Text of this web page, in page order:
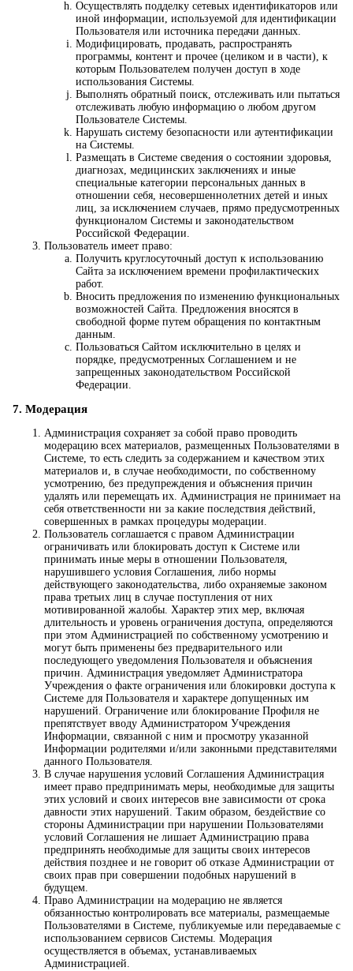
Осуществлять подделку сетевых идентификаторов или
иной информации, используемой для идентификации
Пользователя или источника передачи данных.
Модифицировать, продавать, распространять
программы, контент и прочее (целиком и в части), к
которым Пользователем получен доступ в ходе
использования Системы.
Выполнять обратный поиск, отслеживать или пытаться
отслеживать любую информацию о любом другом
Пользователе Системы.
Нарушать систему безопасности или аутентификации
на Cистемы.
Размещать в Системе сведения о состоянии здоровья,
диагнозах, медицинских заключениях и иные
специальные категории персональных данных в
отношении себя, несовершеннолетних детей и иных
лиц, за исключением случаев, прямо предусмотренных
функционалом Системы и законодательством
Российской Федерации.
Пользователь имеет право:
Получить круглосуточный доступ к использованию
Сайта за исключением времени профилактических
работ.
Вносить предложения по изменению функциональных
возможностей Сайта. Предложения вносятся в
свободной форме путем обращения по контактным
данным.
Пользоваться Сайтом исключительно в целях и
порядке, предусмотренных Соглашением и не
запрещенных законодательством Российской
Федерации.
7. Модерация
Администрация сохраняет за собой право проводить
модерацию всех материалов, размещенных Пользователями в
Системе, то есть следить за содержанием и качеством этих
материалов и, в случае необходимости, по собственному
усмотрению, без предупреждения и объяснения причин
удалять или перемещать их. Администрация не принимает на
себя ответственности ни за какие последствия действий,
совершенных в рамках процедуры модерации.
Пользователь соглашается с правом Администрации
ограничивать или блокировать доступ к Системе или
принимать иные меры в отношении Пользователя,
нарушившего условия Соглашения, либо нормы
действующего законодательства, либо охраняемые законом
права третьих лиц в случае поступления от них
мотивированной жалобы. Характер этих мер, включая
длительность и уровень ограничения доступа, определяются
при этом Администрацией по собственному усмотрению и
могут быть применены без предварительного или
последующего уведомления Пользователя и объяснения
причин. Администрация уведомляет Администратора
Учреждения о факте ограничения или блокировки доступа к
Системе для Пользователя и характере допущенных им
нарушений. Ограничение или блокирование Профиля не
препятствует вводу Администратором Учреждения
Информации, связанной с ним и просмотру указанной
Информации родителями и/или законными представителями
данного Пользователя.
В случае нарушения условий Соглашения Администрация
имеет право предпринимать меры, необходимые для защиты
этих условий и своих интересов вне зависимости от срока
давности этих нарушений. Таким образом, бездействие со
стороны Администрации при нарушении Пользователями
условий Соглашения не лишает Администрацию права
предпринять необходимые для защиты своих интересов
действия позднее и не говорит об отказе Администрации от
своих прав при совершении подобных нарушений в
будущем.
Право Администрации на модерацию не является
обязанностью контролировать все материалы, размещаемые
Пользователями в Системе, публикуемые или передаваемые с
использованием сервисов Системы. Модерация
осуществляется в объемах, устанавливаемых
Администрацией.